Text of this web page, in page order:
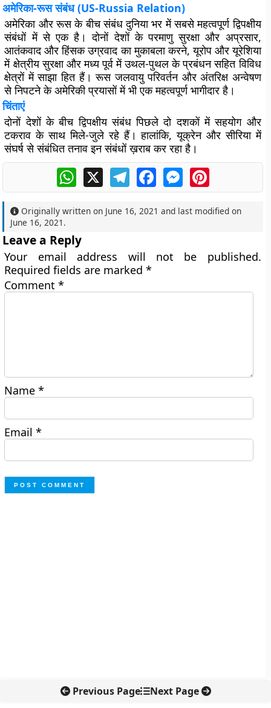
अमेरिका-रूस संबंध (US-Russia Relation)
अमेरिका और रूस के बीच संबंध दुनिया भर में सबसे महत्वपूर्ण द्विपक्षीय
संबंधों में से एक है। दोनों देशों के परमाणु सुरक्षा और अप्रसार,
आतंकवाद और हिंसक उग्रवाद का मुकाबला करने, यूरोप और यूरेशिया
में क्षेत्रीय सुरक्षा और मध्य पूर्व में उथल-पुथल के प्रबंधन सहित विविध
क्षेत्रों में साझा हित हैं। रूस जलवायु परिवर्तन और अंतरिक्ष अन्वेषण
से निपटने के अमेरिकी प्रयासों में भी एक महत्वपूर्ण भागीदार है।
चिंताएं
दोनों देशों के बीच द्विपक्षीय संबंध पिछले दो दशकों में सहयोग और
टकराव के साथ मिले-जुले रहे हैं। हालांकि, यूक्रेन और सीरिया में
संघर्ष से संबंधित तनाव इन संबंधों ख़राब कर रहा है।
WhatsApp
X TelegramFacebookMessengerPinterest
Originally written on June 16, 2021 and last modified on
June 16, 2021 .
Leave a Reply
Your email address will not be published.
Required fields are marked*
Comment*
Name*
Email*
Previous Page Next Page